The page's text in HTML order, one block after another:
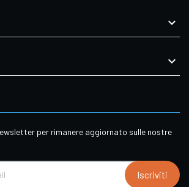


per rimanere aggiornato sulle nostre
Iscriviti